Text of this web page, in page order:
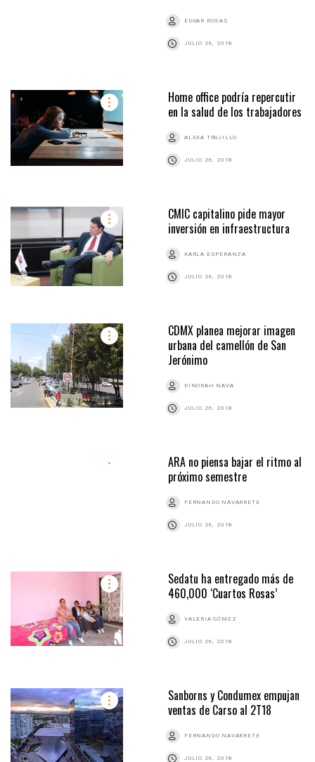
EDGAR ROSAS
JULIO 26, 2018
Home office podría repercutir
en la salud de los trabajadores
ALEXA TRUJILLO
JULIO 26, 2018
CMIC capitalino pide mayor
inversión en infraestructura
KARLA ESPERANZA
JULIO 26, 2018
CDMX planea mejorar imagen
urbana del camellón de San
Jerónimo
DINORAH NAVA
JULIO 26, 2018
ARA no piensa bajar el ritmo al
próximo semestre
FERNANDO NAVARRETE
JULIO 26, 2018
Sedatu ha entregado más de
460,000 ‘Cuartos Rosas’
VALERIA GÓMEZ
JULIO 26, 2018
Sanborns y Condumex empujan
ventas de Carso al 2T18
FERNANDO NAVARRETE
JULIO 26, 2018